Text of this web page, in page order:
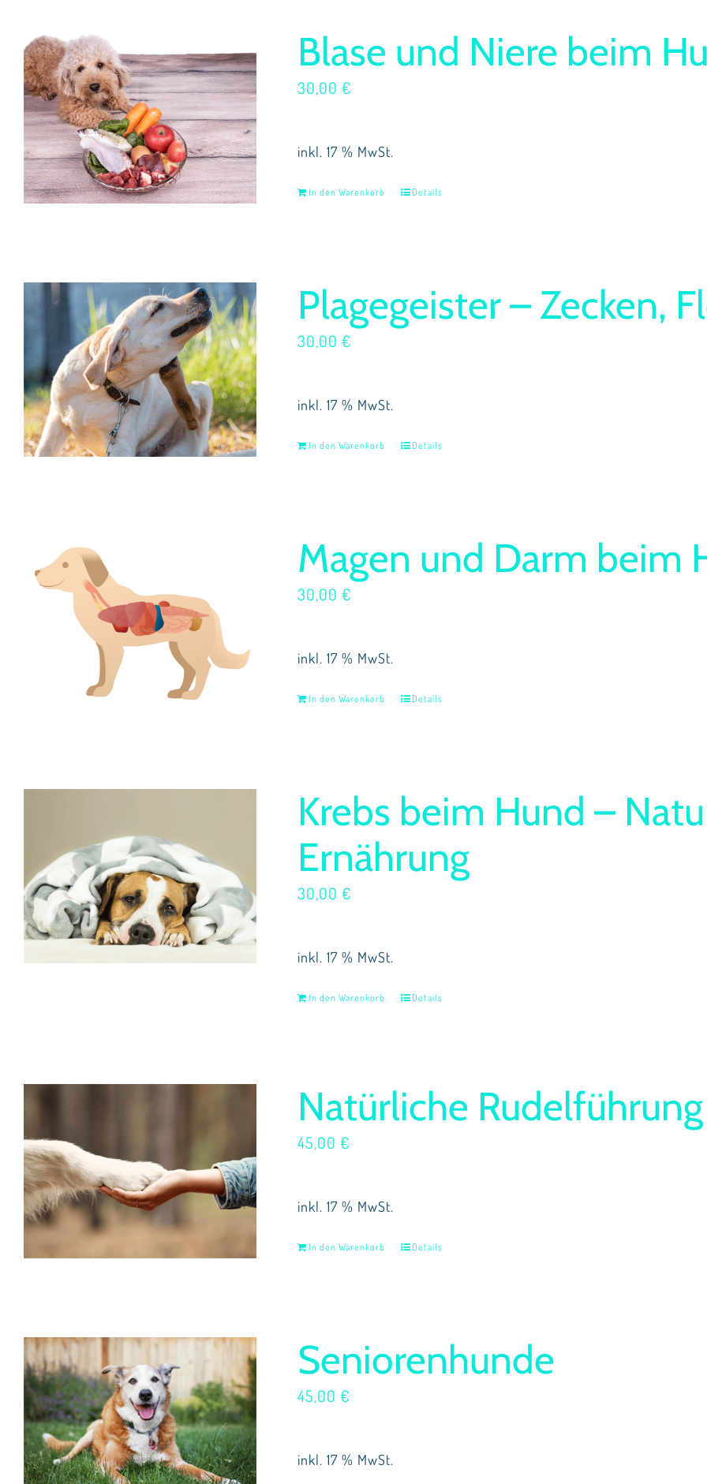
Blase und Niere beim
30,00 €
inkl. 17 % MwSt.
In den Warenkorb Details
Plagegeister – Zecken,
30,00 €
inkl. 17 % MwSt.
In den Warenkorb Details
Magen und Darm beim
30,00 €
inkl. 17 % MwSt.
In den Warenkorb Details
Krebs beim Hund –
Ernährung
30,00 €
inkl. 17 % MwSt.
In den Warenkorb Details
Natürliche Rudelführung
45,00 €
inkl. 17 % MwSt.
In den Warenkorb Details
Seniorenhunde
45,00 €
inkl. 17 % MwSt.